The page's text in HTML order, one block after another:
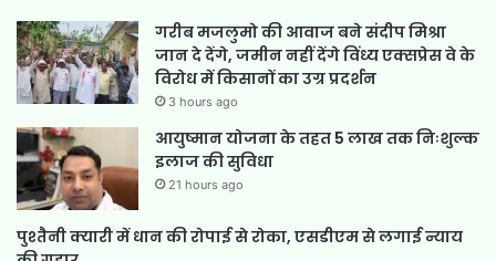
गरीब मजलुमो की आवाज बने संदीप मिश्रा
जान दे देंगे, जमीन नहीं देंगे विंध्य एक्सप्रेस वे के
विरोध में किसानों का उग्र प्रदर्शन
3 hours ago
आयुष्मान योजना के तहत 5 लाख तक निःशुल्क
इलाज की सुविधा
21 hours ago
पुश्तैनी क्यारी में धान की रोपाई से रोका, एसडीएम से लगाई न्याय